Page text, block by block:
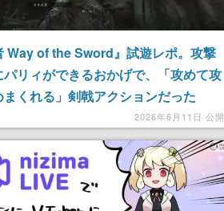
Way of the Sword』試遊レポ。攻撃
リィができるおかげで、「攻めて攻
くれる」剣戟アクションだった
2026年6月11日 公開